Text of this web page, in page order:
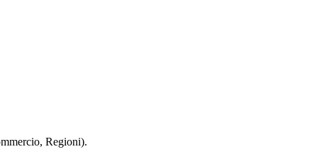
Regioni).